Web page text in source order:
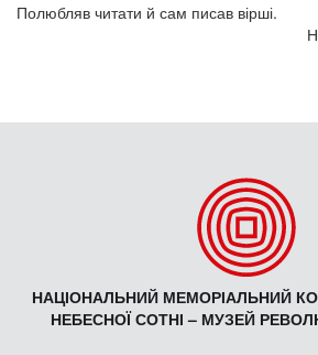
Полюбляв читати й сам писав вірші.
НАЦІОНАЛЬНИЙ МЕМОРІАЛЬНИЙ
НЕБЕСНОЇ СОТНІ – МУЗЕЙ